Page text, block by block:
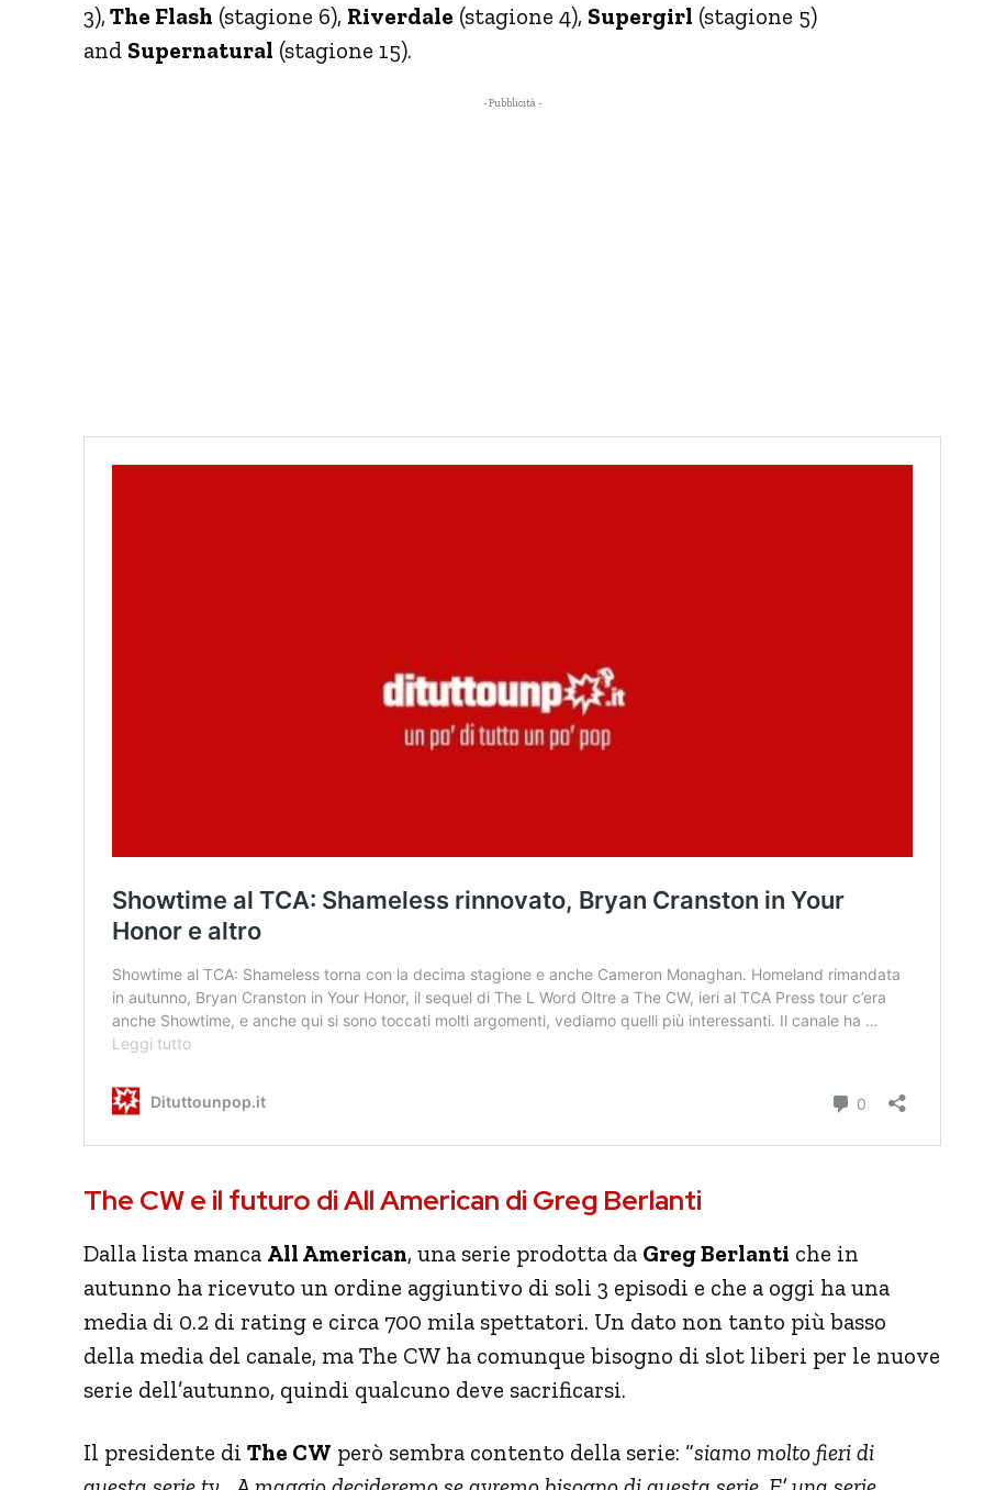
3), The Flash (stagione 6), Riverdale (stagione 4), Supergirl (stagione 5)
and Supernatural (stagione 15).
- Pubblicità -
The CW e il futuro di All American di Greg Berlanti
Dalla lista manca All American, una serie prodotta da Greg Berlanti che in
autunno ha ricevuto un ordine aggiuntivo di soli 3 episodi e che a oggi ha una
media di 0.2 di rating e circa 700 mila spettatori. Un dato non tanto più basso
della media del canale, ma The CW ha comunque bisogno di slot liberi per le nuove
serie dell’autunno, quindi qualcuno deve sacrificarsi.
Il presidente di The CW però sembra contento della serie: “siamo molto fieri di